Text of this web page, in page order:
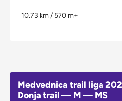
10.73 km / 570 m+
Medvednica trail liga
Donja trail — M — MS